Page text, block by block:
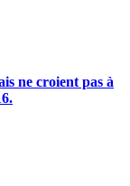
ne croient pas à